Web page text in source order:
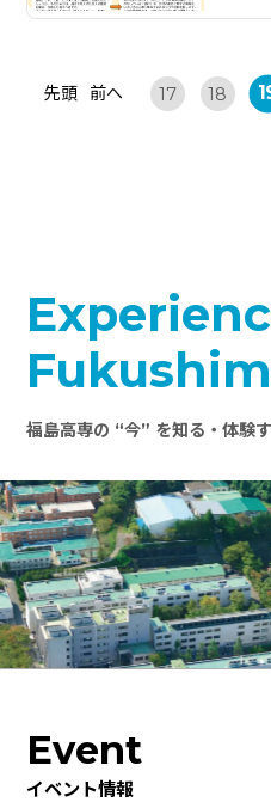
先頭 前へ 17 18
福島高専の “今” を知る・体験
Event
イベント情報